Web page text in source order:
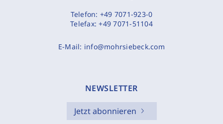
Telefon: +49 7071-923-0
Telefax:+49 7071-51104
E-Mail: info@mohrsiebeck.com
NEWSLETTER
Jetzt abonnieren